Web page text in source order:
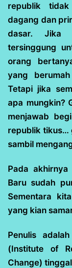
republik
dagang dan
dasar. Jika
tersinggung
orang
yang
Tetapi jika
apa mungkin?
menjawab
republik tikus…
sambil
Pada
Baru sudah
Sementara
yang kian
Penulis
(Institute of
Change)